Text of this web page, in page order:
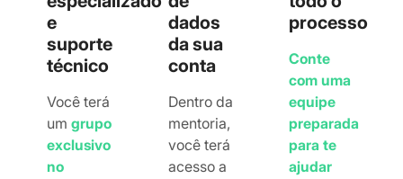
e
suporte
técnico
Você terá
umgrupo
exclusivo
no
dados
da sua
conta
Dentro da
mentoria,
você terá
acesso a
processo
Conte
com uma
equipe
preparada
para te
ajudar